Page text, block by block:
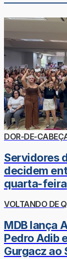
DOR-DE-
Servidores
decidem
quarta-feira
VOLTANDO DE
MDB lança
Pedro Adib
Gurgacz ao